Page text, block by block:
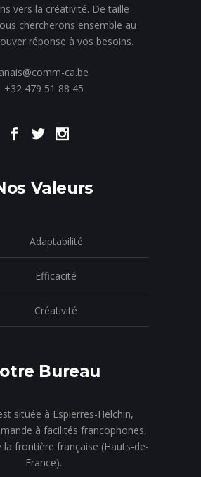
vers la créativité. De taille
chercherons ensemble au
réponse à vos besoins.
anais@comm-ca.be
+32 479 51 88 45
Valeurs
Adaptabilité
Efficacité
Créativité
Bureau
située à Espierres-Helchin,
à facilités francophones,
la frontière française (Hauts-de-
France).